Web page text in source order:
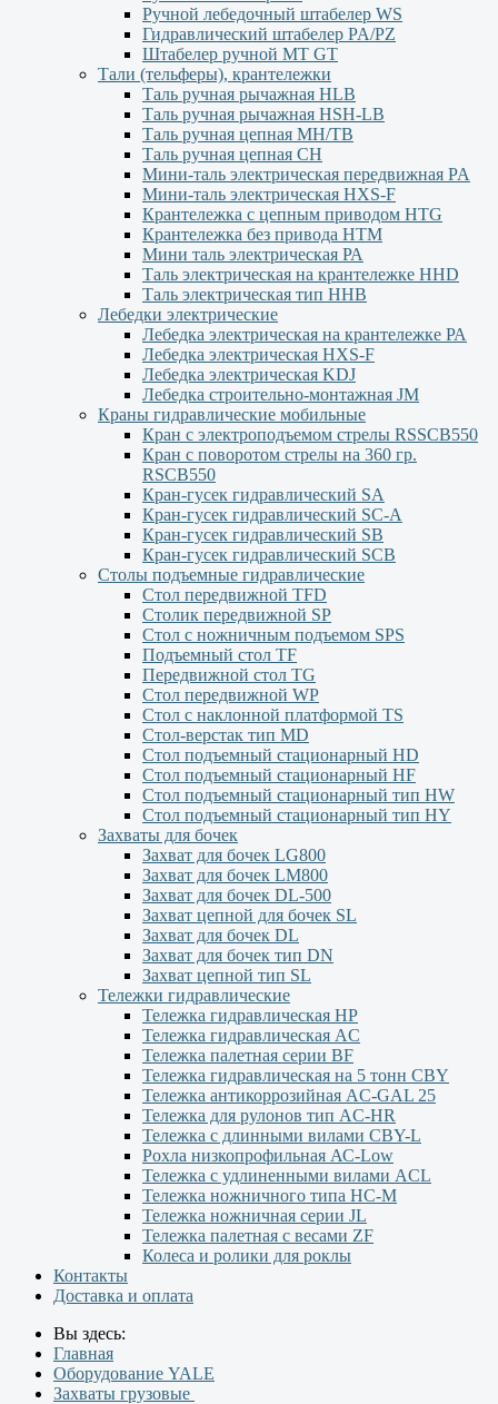
Ручной лебедочный штабелер WS
Гидравлический штабелер PA/PZ
Штабелер ручной MT GT
Тали (тельферы), крантележки
Таль ручная рычажная HLB
Таль ручная рычажная HSH-LB
Таль ручная цепная MH/TB
Таль ручная цепная СН
Мини-таль электрическая передвижная PA
Мини-таль электрическая HXS-F
Крантележка с цепным приводом HTG
Крантележка без привода HTM
Мини таль электрическая РА
Таль электрическая на крантележке HHD
Таль электрическая тип HHB
Лебедки электрические
Лебедка электрическая на крантележке РА
Лебедка электрическая HXS-F
Лебедка электрическая KDJ
Лебедка строительно-монтажная JM
Краны гидравлические мобильные
Кран с электроподъемом стрелы RSSCB550
Кран с поворотом стрелы на 360 гр.
RSCB550
Кран-гусек гидравлический SA
Кран-гусек гидравлический SC-A
Кран-гусек гидравлический SB
Кран-гусек гидравлический SCB
Столы подъемные гидравлические
Стол передвижной TFD
Столик передвижной SP
Стол с ножничным подъемом SPS
Подъемный стол TF
Передвижной стол TG
Стол передвижной WP
Стол с наклонной платформой TS
Стол-верстак тип MD
Стол подъемный стационарный HD
Стол подъемный стационарный HF
Стол подъемный стационарный тип HW
Стол подъемный стационарный тип HY
Захваты для бочек
Захват для бочек LG800
Захват для бочек LM800
Захват для бочек DL-500
Захват цепной для бочек SL
Захват для бочек DL
Захват для бочек тип DN
Захват цепной тип SL
Тележки гидравлические
Тележка гидравлическая НР
Тележка гидравлическая AC
Тележка палетная серии ВF
Тележка гидравлическая на 5 тонн CBY
Тележка антикоррозийная AC-GAL 25
Тележка для рулонов тип AC-HR
Тележка с длинными вилами CBY-L
Рохла низкопрофильная АС-Low
Тележка с удлиненными вилами АCL
Тележка ножничного типа HC-M
Тележка ножничная серии JL
Тележка палетная с весами ZF
Колеса и ролики для роклы
Контакты
Доставка и оплата
Вы здесь:
Главная
Оборудование YALE
Захваты грузовые